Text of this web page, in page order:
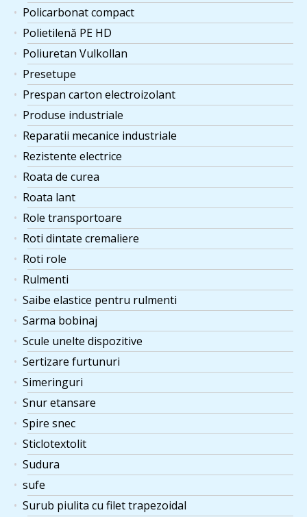
Policarbonat compact
Polietilenă PE HD
Poliuretan Vulkollan
Presetupe
Prespan carton electroizolant
Produse industriale
Reparatii mecanice industriale
Rezistente electrice
Roata de curea
Roata lant
Role transportoare
Roti dintate cremaliere
Roti role
Rulmenti
Saibe elastice pentru rulmenti
Sarma bobinaj
Scule unelte dispozitive
Sertizare furtunuri
Simeringuri
Snur etansare
Spire snec
Sticlotextolit
Sudura
sufe
Surub piulita cu filet trapezoidal